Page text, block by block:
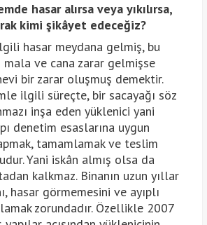
hasar alırsa veya yıkılırsa,
kimi şikâyet edeceğiz?
hasar meydana gelmiş, bu
mala ve cana zarar gelmişse
bir zarar oluşmuş demektir.
ilgili süreçte, bir sacayağı söz
inşa eden yüklenici yani
denetim esaslarına uygun
tamamlamak ve teslim
Yani iskân almış olsa da
kalkmaz. Binanın uzun yıllar
hasar görmemesini ve ayıplı
zorundadır. Özellikle 2007